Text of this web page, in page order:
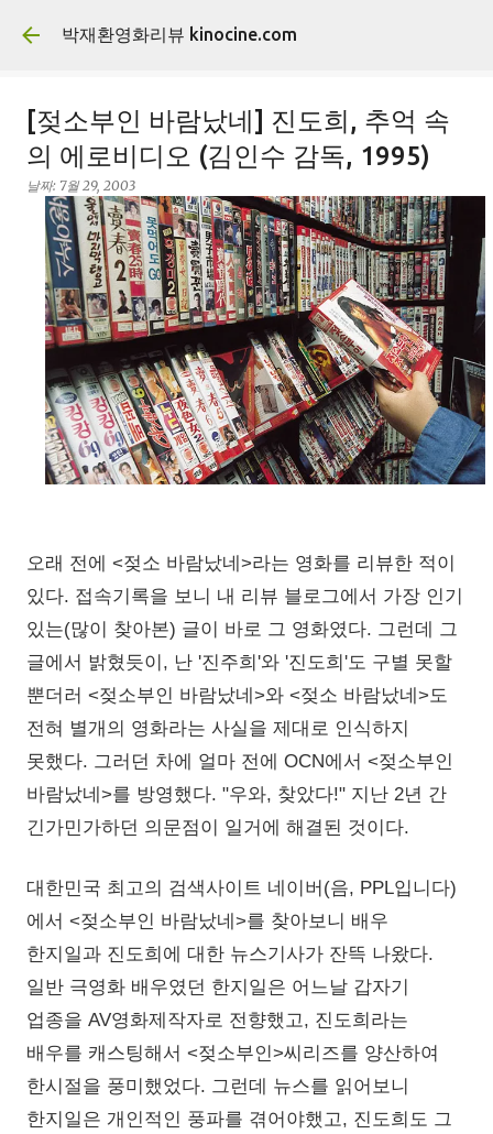
기본 콘텐츠로 건너뛰기
박재환영화리뷰 kinocine.com
[젖소부인 바람났네] 진도희, 추억 속
의 에로비디오 (김인수 감독, 1995)
날짜: 7월 29, 2003
오래 전에 <젖소 바람났네>라는 영화를 리뷰한 적이
있다. 접속기록을 보니 내 리뷰 블로그에서 가장 인기
있는(많이 찾아본) 글이 바로 그 영화였다. 그런데 그
글에서 밝혔듯이, 난 '진주희'와 '진도희'도 구별 못할
뿐더러 <젖소부인 바람났네>와 <젖소 바람났네>도
전혀 별개의 영화라는 사실을 제대로 인식하지
못했다. 그러던 차에 얼마 전에 OCN에서 <젖소부인
바람났네>를 방영했다. "우와, 찾았다!" 지난 2년 간
긴가민가하던 의문점이 일거에 해결된 것이다.
대한민국 최고의 검색사이트 네이버(음, PPL입니다)
에서 <젖소부인 바람났네>를 찾아보니 배우
한지일과 진도희에 대한 뉴스기사가 잔뜩 나왔다.
일반 극영화 배우였던 한지일은 어느날 갑자기
업종을 AV영화제작자로 전향했고, 진도희라는
배우를 캐스팅해서 <젖소부인>씨리즈를 양산하여
한시절을 풍미했었다. 그런데 뉴스를 읽어보니
한지일은 개인적인 풍파를 겪어야했고, 진도희도 그